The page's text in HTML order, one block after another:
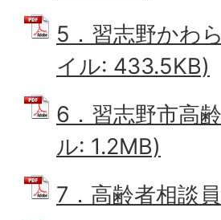
5．習志野かわ
イル: 433.5KB)
6．習志野市高
ル: 1.2MB)
7．高齢者相談